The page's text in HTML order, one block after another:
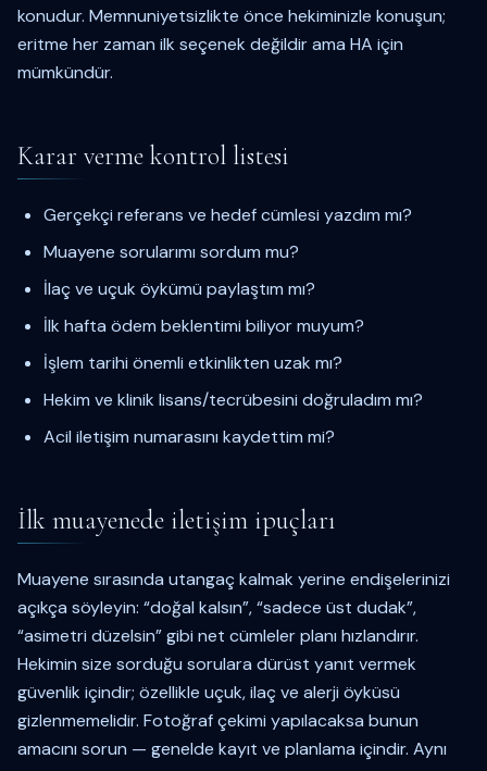
konudur. Memnuniyetsizlikte önce hekiminizle konuşun;
eritme her zaman ilk seçenek değildir ama HA için
mümkündür.
Karar verme kontrol listesi
Gerçekçi referans ve hedef cümlesi yazdım mı?
Muayene sorularımı sordum mu?
İlaç ve uçuk öykümü paylaştım mı?
İlk hafta ödem beklentimi biliyor muyum?
İşlem tarihi önemli etkinlikten uzak mı?
Hekim ve klinik lisans/tecrübesini doğruladım mı?
Acil iletişim numarasını kaydettim mi?
İlk muayenede iletişim ipuçları
Muayene sırasında utangaç kalmak yerine endişelerinizi
açıkça söyleyin: “doğal kalsın”, “sadece üst dudak”,
“asimetri düzelsin” gibi net cümleler planı hızlandırır.
Hekimin size sorduğu sorulara dürüst yanıt vermek
güvenlik içindir; özellikle uçuk, ilaç ve alerji öyküsü
gizlenmemelidir. Fotoğraf çekimi yapılacaksa bunun
amacını sorun — genelde kayıt ve planlama içindir. Aynı